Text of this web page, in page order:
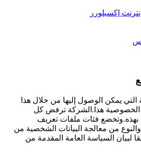
إكسبلورر
التي يمكن الوصول إليها من خلال هذا
الخصوصية هذا.الشركة ترفض كل
بهذه.وتخضع فئات ملفات تعريف
والنوع من معالجة البيانات الشخصية من
لبيان السياسة العامة المقدمة من